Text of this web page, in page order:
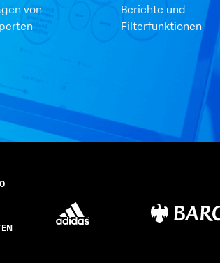
von
Berichte und
Filterfunktionen